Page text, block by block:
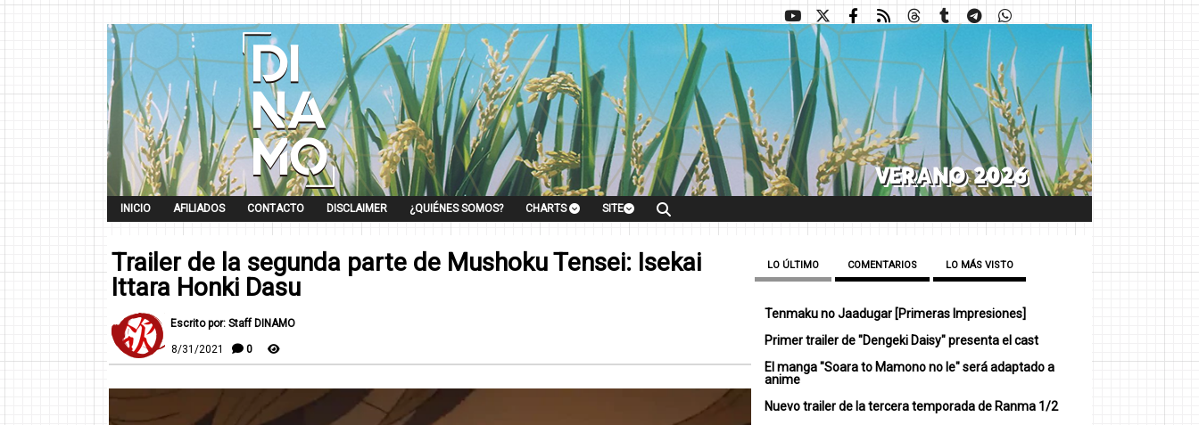
INICIO AFILIADOS CONTACTO DISCLAIMER ¿QUIÉNES SOMOS? CHARTS SITE
Trailer de la segunda parte de Mushoku Tensei: Isekai
Ittara Honki Dasu
Escrito por: Staff DINAMO
8/31/2021 0
LO ÚLTIMO COMENTARIOS LO MÁS VISTO
Tenmaku no Jaadugar [Primeras Impresiones]
Primer trailer de "Dengeki Daisy" presenta el cast
El manga "Soara to Mamono no Ie" será adaptado a
anime
Nuevo trailer de la tercera temporada de Ranma 1/2